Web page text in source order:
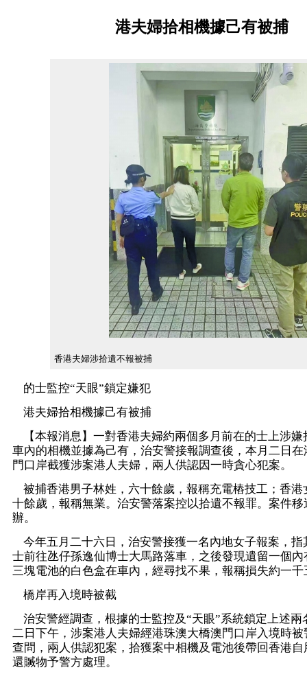
港夫婦拾相機據己有被捕
香港夫婦涉拾遺不報被捕
的士監控“天眼”鎖定嫌犯
港夫婦拾相機據己有被捕
【本報消息】一對香港夫婦約兩個多月前在的士上涉嫌
車內的相機並據為己有，治安警接報調查後，本月二日
門口岸截獲涉案港人夫婦，兩人供認因一時貪心犯案。
被捕香港男子林姓，六十餘歲，報稱充電樁技工；香港
十餘歲，報稱無業。治安警落案控以拾遺不報罪。案件移
辦。
今年五月二十六日，治安警接獲一名內地女子報案，指
士前往氹仔孫逸仙博士大馬路落車，之後發現遺留一個
三塊電池的白色盒在車內，經尋找不果，報稱損失約一
橋岸再入境時被截
治安警經調查，根據的士監控及“天眼”系統鎖定上述兩
二日下午，涉案港人夫婦經港珠澳大橋澳門口岸入境時
查問，兩人供認犯案，拾獲案中相機及電池後帶回香港
還贓物予警方處理。